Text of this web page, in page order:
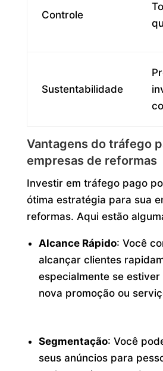
Controle
Sustentabilidade
Vantagens do tráfego
empresas de reformas
Investir em tráfego pago
ótima estratégia para sua
reformas. Aqui estão
Alcance Rápido: Você
alcançar clientes
especialmente se estiver
nova promoção ou
Segmentação: Você
seus anúncios para